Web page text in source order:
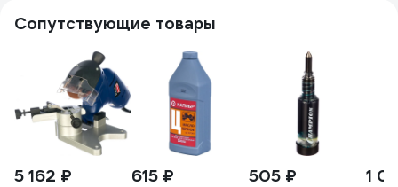
Сопутствующие товары
5 162 ₽ 615 ₽ 505 ₽ 1